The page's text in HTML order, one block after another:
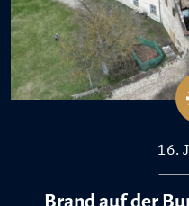
16.
Brand auf der